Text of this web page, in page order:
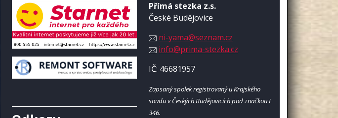
Přímá stezka z.s.
České Budějovice
ni-yama@seznam.cz
info@prima-stezka.cz
IČ: 46681957
Zapsaný spolek registrovaný u Krajského
soudu v Českých Budějovicích pod značkou L
346.